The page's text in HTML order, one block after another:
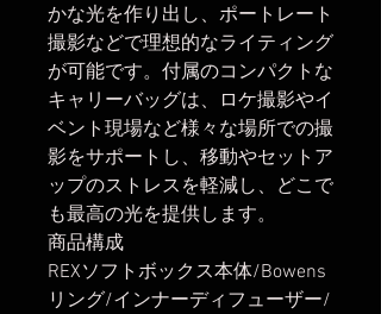
かな光を作り出し、ポートレート
撮影などで理想的なライティング
が可能です。付属のコンパクトな
キャリーバッグは、ロケ撮影やイ
ベント現場など様々な場所での撮
影をサポートし、移動やセットア
ップのストレスを軽減し、どこで
も最高の光を提供します。
商品構成
REXソフトボックス本体/Bowens
リング/インナーディフューザー/